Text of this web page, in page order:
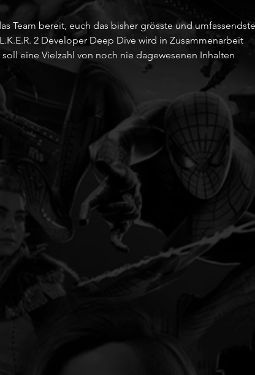
Team bereit, euch das bisher grösste und
2 Developer Deep Dive wird in Zusammenarbeit
eine Vielzahl von noch nie dagewesenen Inhalten